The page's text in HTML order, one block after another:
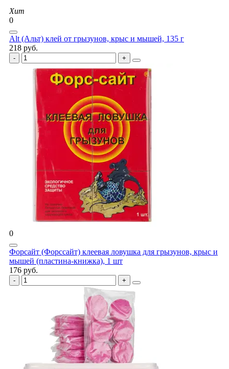
Хит
0
Alt (Альт) клей от грызунов, крыс и мышей, 135 г
218 руб.
0
Форсайт (Форссайт) клеевая ловушка для грызунов, крыс и
мышей (пластина-книжка), 1 шт
176 руб.